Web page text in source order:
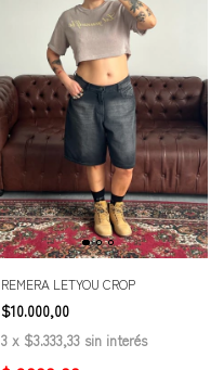
REMERA LETYOU CROP
$10.000,00
3 x $3.333,33 sin interés